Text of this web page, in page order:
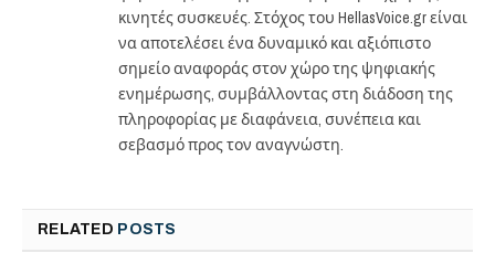
κινητές συσκευές. Στόχος του HellasVoice.gr είναι
να αποτελέσει ένα δυναμικό και αξιόπιστο
σημείο αναφοράς στον χώρο της ψηφιακής
ενημέρωσης, συμβάλλοντας στη διάδοση της
πληροφορίας με διαφάνεια, συνέπεια και
σεβασμό προς τον αναγνώστη.
RELATED POSTS